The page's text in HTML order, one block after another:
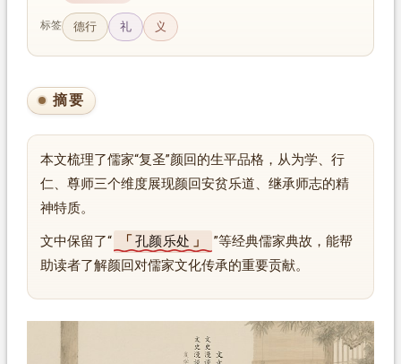
标签 德行 礼 义
摘要
本文梳理了儒家“复圣”颜回的生平品格，从为学、行
仁、尊师三个维度展现颜回安贫乐道、继承师志的精
神特质。
文中保留了“ 孔颜乐处
”等经典儒家典故，能帮
助读者了解颜回对儒家文化传承的重要贡献。